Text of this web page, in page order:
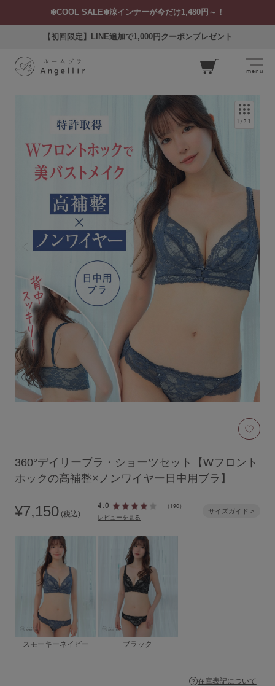
❄️COOL SALE❄️涼インナーが今だけ1,480円～！
【初回限定】LINE追加で1,000円クーポンプレゼント
ト
menu
ログイン お気に入り 閲覧履歴
ブラジャーを探す
すべてのブラジャー
人気ランキング
ナイトブラ／夜用ブラ
デイリーブラ／日中用ブラ
カテゴリを探す
ブラジャー
ブラトップ
ショーツ
ブラショーツセット
その他セット
レッグケア
1/23
お気
360°デイリーブラ・ショーツセット【Wフロント
ホックの高補整×ノンワイヤー日中用ブラ】
¥7,150 (税込)
4.0 （190）
レビューを見る
サイズガイド >
スモーキーネイビー ブラック
在庫表記について